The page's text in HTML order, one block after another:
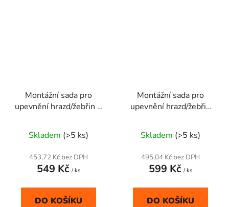
Montážní sada pro
upevnění hrazd/žebřin 8
pro duté materiály
hodnocení
produktu
je
z
Skladem (>5 ks)
453,72 Kč bez DPH
549 Kč / ks
DO KOŠÍKU
Montážní sada pro
upevnění hrazd/žebřin
určeno pro plné
materiályhodnocení
produktu
je
z
Skladem (>5 ks)
495,04 Kč bez DPH
599 Kč / ks
DO KOŠÍKU